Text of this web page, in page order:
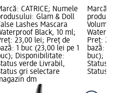
CATRICE; Numele
Glam & Doll
Lashes Mascara
Black, 10 ml;
23,00 lei; Preț de
1 buc (23,00 lei pe 1
Disponibilitate:
verde Livrabil,
gri selectare
dm
Marcă:
Volume
Preț:
bază: 1
buc);
Status
Status